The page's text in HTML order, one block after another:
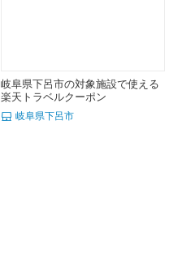
岐阜県下呂市の対象施設で使える
楽天トラベルクーポン
岐阜県下呂市